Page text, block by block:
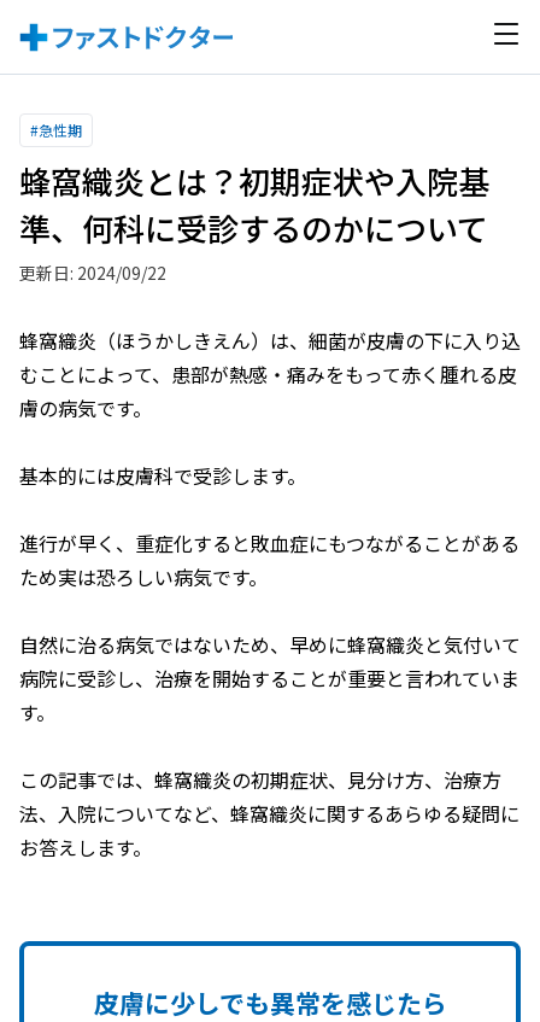
#急性期
蜂窩織炎とは？初期症状や入院基
準、何科に受診するのかについて
更新日: 2024/09/22
蜂窩織炎（ほうかしきえん）は、細菌が皮膚の下に入り込
むことによって、患部が熱感・痛みをもって赤く腫れる皮
膚の病気です。
基本的には皮膚科で受診します。
進行が早く、重症化すると敗血症にもつながることがある
ため実は恐ろしい病気です。
自然に治る病気ではないため、早めに蜂窩織炎と気付いて
病院に受診し、治療を開始することが重要と言われていま
す。
この記事では、蜂窩織炎の初期症状、見分け方、治療方
法、入院についてなど、蜂窩織炎に関するあらゆる疑問に
お答えします。
皮膚に少しでも異常を感じたら